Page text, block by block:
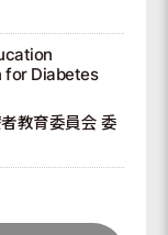
for Diabetes
者教育委員会 委